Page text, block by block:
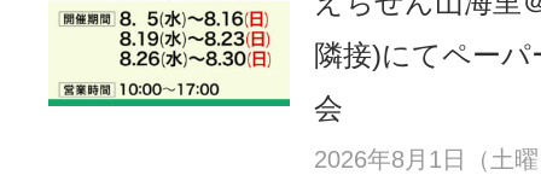
隣接)にてペー
会
2026年8月1日（土